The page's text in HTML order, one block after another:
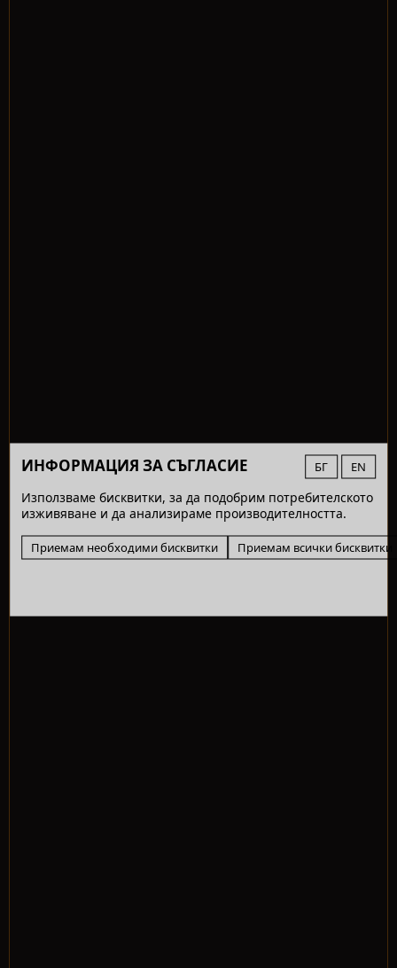
ИНФОРМАЦИЯ ЗА СЪГЛАСИЕ БГ EN
Използваме бисквитки, за да подобрим потребителското
изживяване и да анализираме производителността.
Приемам необходими бисквитки Приемам всички бисквитки